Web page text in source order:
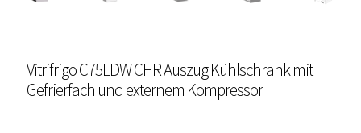
Weinkühlschränke
Vitrifrigo C75LDW CHR Auszug Kühlschrank mit
Gefrierfach und externem Kompressor